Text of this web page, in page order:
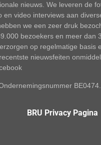
nieuws. We leveren de
en video interviews aan
we een zeer druk
bezoekers en meer dan
op regelmatige basis
nieuwsfeiten
BRU Privacy Pagina